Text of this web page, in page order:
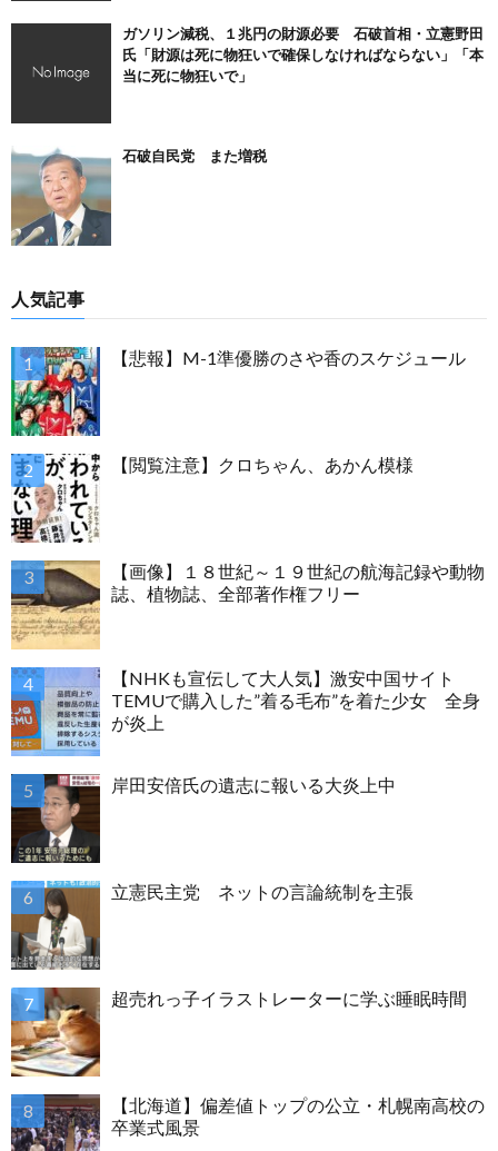
ガソリン減税、１兆円の財源必要 石破首相・立憲野田
氏「財源は死に物狂いで確保しなければならない」「本
当に死に物狂いで」
石破自民党 また増税
人気記事
【悲報】M-1準優勝のさや香のスケジュール
【閲覧注意】クロちゃん、あかん模様
【画像】１８世紀～１９世紀の航海記録や動物
誌、植物誌、全部著作権フリー
【NHKも宣伝して大人気】激安中国サイト
TEMUで購入した”着る毛布”を着た少女 全身
が炎上
岸田安倍氏の遺志に報いる大炎上中
立憲民主党 ネットの言論統制を主張
超売れっ子イラストレーターに学ぶ睡眠時間
【北海道】偏差値トップの公立・札幌南高校の
卒業式風景